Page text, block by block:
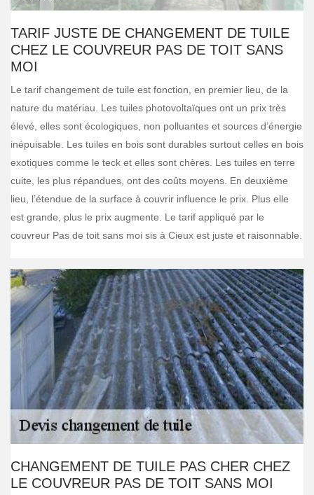
TARIF JUSTE DE CHANGEMENT DE TUILE
CHEZ LE COUVREUR PAS DE TOIT SANS
MOI
Le tarif changement de tuile est fonction, en premier lieu, de la
nature du matériau. Les tuiles photovoltaïques ont un prix très
élevé, elles sont écologiques, non polluantes et sources d’énergie
inépuisable. Les tuiles en bois sont durables surtout celles en bois
exotiques comme le teck et elles sont chères. Les tuiles en terre
cuite, les plus répandues, ont des coûts moyens. En deuxième
lieu, l’étendue de la surface à couvrir influence le prix. Plus elle
est grande, plus le prix augmente. Le tarif appliqué par le
couvreur Pas de toit sans moi sis à Cieux est juste et raisonnable.
CHANGEMENT DE TUILE PAS CHER CHEZ
LE COUVREUR PAS DE TOIT SANS MOI